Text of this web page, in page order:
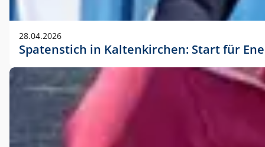
28.04.2026
Spatenstich in Kaltenkirchen: Start für